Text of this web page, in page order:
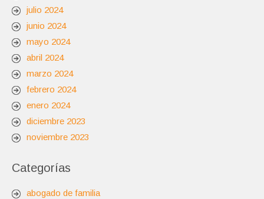
julio 2024
junio 2024
mayo 2024
abril 2024
marzo 2024
febrero 2024
enero 2024
diciembre 2023
noviembre 2023
Categorías
abogado de familia